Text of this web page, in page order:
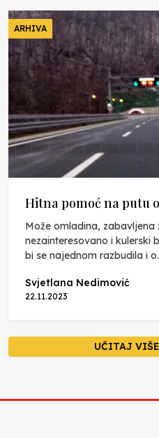
ARHIVA
Hitna pomoć na putu
Može omladina,
nezainteresovano i kulerski
bi se najednom razbudila i
Svjetlana Nedimović
22.11.2023
UČITAJ